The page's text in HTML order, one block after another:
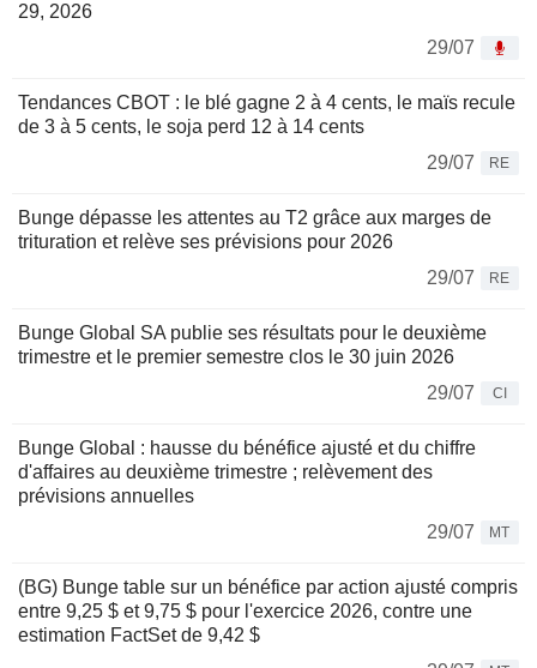
29, 2026
29/07
Tendances CBOT : le blé gagne 2 à 4 cents, le maïs recule
de 3 à 5 cents, le soja perd 12 à 14 cents
29/07
RE
Bunge dépasse les attentes au T2 grâce aux marges de
trituration et relève ses prévisions pour 2026
29/07
RE
Bunge Global SA publie ses résultats pour le deuxième
trimestre et le premier semestre clos le 30 juin 2026
29/07
CI
Bunge Global : hausse du bénéfice ajusté et du chiffre
d'affaires au deuxième trimestre ; relèvement des
prévisions annuelles
29/07
MT
(BG) Bunge table sur un bénéfice par action ajusté compris
entre 9,25 $ et 9,75 $ pour l'exercice 2026, contre une
estimation FactSet de 9,42 $